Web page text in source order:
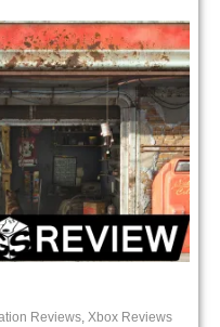
Reviews, Xbox Reviews